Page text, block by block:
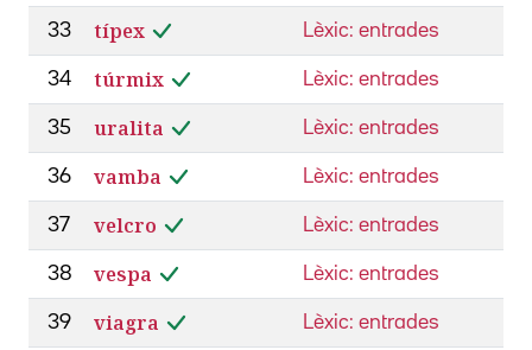
33 típex Lèxic: entrades
34 túrmix Lèxic: entrades
35 uralita Lèxic: entrades
36 vamba Lèxic: entrades
37 velcro Lèxic: entrades
38 vespa Lèxic: entrades
39 viagra Lèxic: entrades